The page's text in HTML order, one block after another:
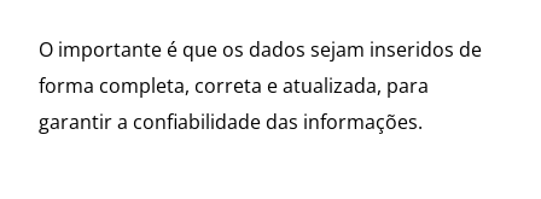
O importante é que os dados sejam inseridos de
forma completa, correta e atualizada, para
garantir a confiabilidade das informações.